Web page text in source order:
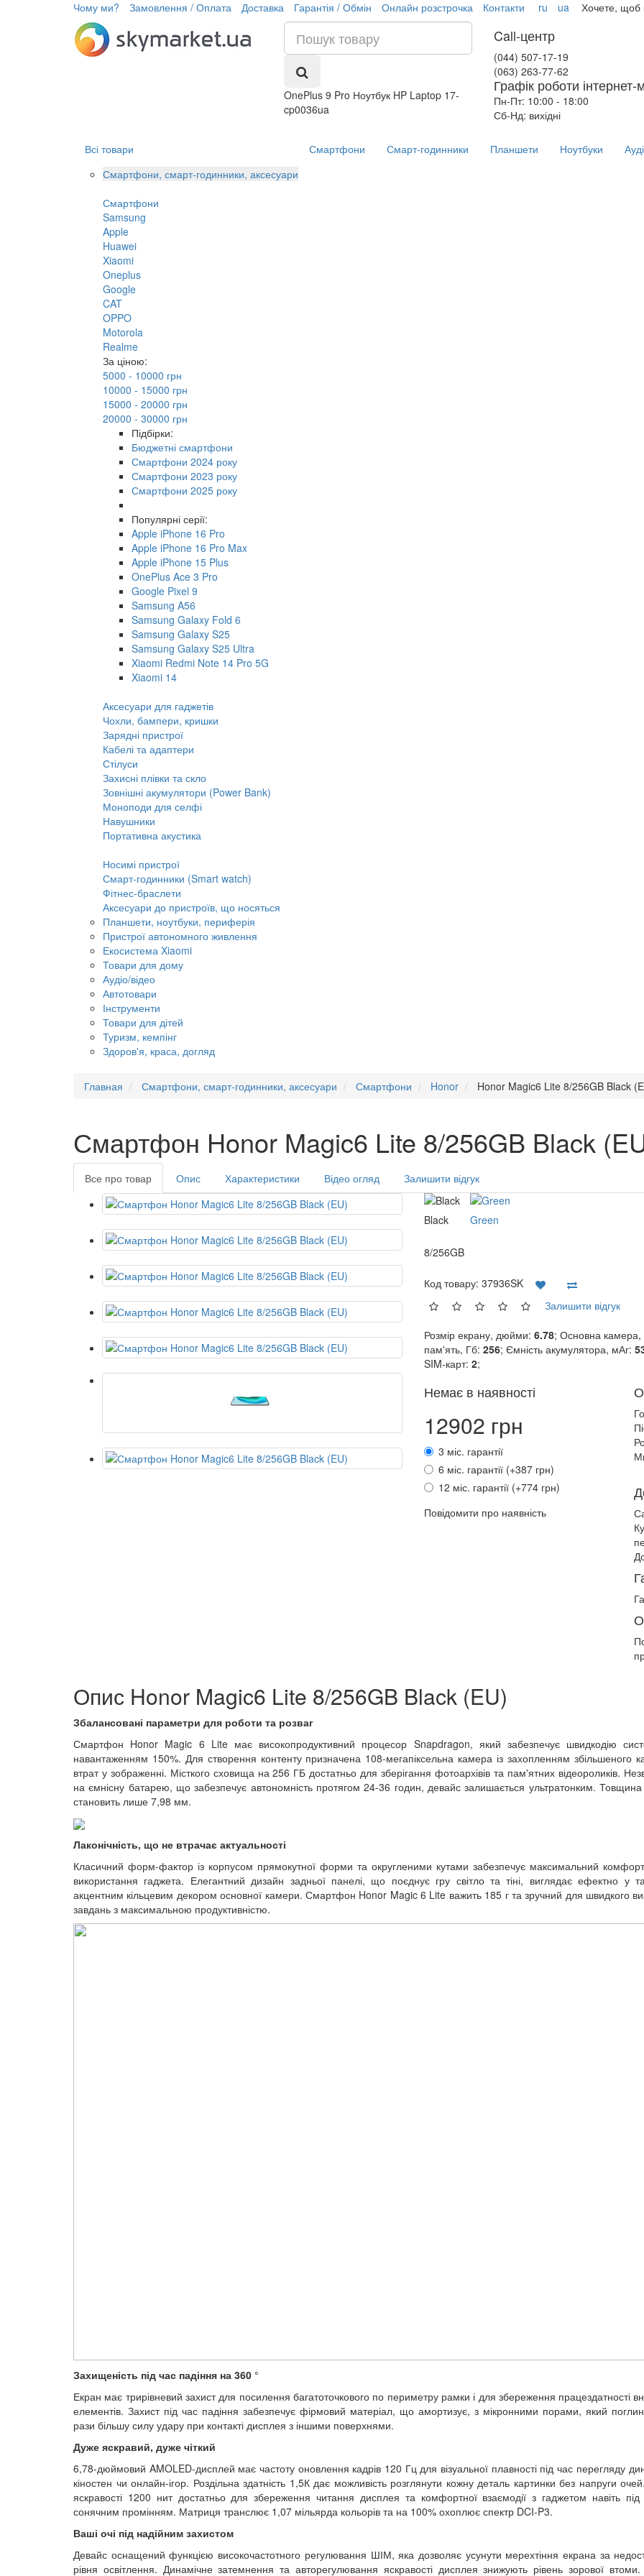
Чому ми? Замовлення / Оплата Доставка Гарантія / Обмін Онлайн розстрочка Контакти ru ua Хочете, щоб
OnePlus 9 Pro Ноутбук HP Laptop 17-
cp0036ua
Call-центр
(044) 507-17-19
(063) 263-77-62
Графік роботи інтернет-
Пн-Пт: 10:00 - 18:00
Сб-Нд: вихідні
Всі товари
Смартфони, смарт-годинники, аксесуари
Смартфони
Samsung
Apple
Huawei
Xiaomi
Oneplus
Google
CAT
OPPO
Motorola
Realme
За ціною:
5000 - 10000 грн
10000 - 15000 грн
15000 - 20000 грн
20000 - 30000 грн
Підбірки:
Бюджетні смартфони
Смартфони 2024 року
Смартфони 2023 року
Смартфони 2025 року
Популярні серії:
Apple iPhone 16 Pro
Apple iPhone 16 Pro Max
Apple iPhone 15 Plus
OnePlus Ace 3 Pro
Google Pixel 9
Samsung A56
Samsung Galaxy Fold 6
Samsung Galaxy S25
Samsung Galaxy S25 Ultra
Xiaomi Redmi Note 14 Pro 5G
Xiaomi 14
Аксесуари для гаджетів
Чохли, бампери, кришки
Зарядні пристрої
Кабелі та адаптери
Стілуси
Захисні плівки та скло
Зовнішні акумулятори (Power Bank)
Моноподи для селфі
Навушники
Портативна акустика
Носимі пристрої
Смарт-годинники (Smart watch)
Фітнес-браслети
Аксесуари до пристроїв, що носяться
Планшети, ноутбуки, периферія
Пристрої автономного живлення
Екосистема Xiaomi
Товари для дому
Аудіо/відео
Автотовари
Інструменти
Товари для дітей
Туризм, кемпінг
Здоров'я, краса, догляд
Смартфони Смарт-годинники Планшети Ноутбуки
Главная Смартфони, смарт-годинники, аксесуари Смартфони Honor Honor Magic6 Lite 8/256GB Black
Смартфон Honor Magic6 Lite 8/256GB Black
Все про товар Опис Характеристики Відео огляд Залишити відгук
Black Green
8/256GB
Код товару: 37936SK
Залишити відгук
Розмір екрану, дюйми: 6.78; Основна
пам'ять, Гб: 256; Ємність акумулятора, мАг:
SIM-карт: 2;
Немає в наявності
12902 грн
3 міс. гарантії
6 міс. гарантії (+387 грн)
12 міс. гарантії (+774 грн)
Повідомити про наявність
Опис Honor Magic6 Lite 8/256GB Black (EU)
Збалансовані параметри для роботи та розваг
Смартфон Honor Magic 6 Lite має високопродуктивний процесор Snapdragon, який забезпечує швидкодію
навантаженням 150%. Для створення контенту призначена 108-мегапіксельна камера із захопленням збільшеного
втрат у зображенні. Місткого сховища на 256 ГБ достатньо для зберігання фотоархівів та пам'ятних відеороликів.
на ємнісну батарею, що забезпечує автономність протягом 24-36 годин, девайс залишається ультратонким. Товщина
становить лише 7,98 мм.
Лаконічність, що не втрачає актуальності
Класичний форм-фактор із корпусом прямокутної форми та округленими кутами забезпечує максимальний
використання гаджета. Елегантний дизайн задньої панелі, що поєднує гру світло та тіні, виглядає ефектно у
акцентним кільцевим декором основної камери. Смартфон Honor Magic 6 Lite важить 185 г та зручний для швидкого
завдань з максимальною продуктивністю.
Захищеність під час падіння на 360 °
Екран має трирівневий захист для посилення багатоточкового по периметру рамки і для збереження працездатності
елементів. Захист під час падіння забезпечує фірмовий матеріал, що амортизує, з мікронними порами, який
рази більшу силу удару при контакті дисплея з іншими поверхнями.
Дуже яскравий, дуже чіткий
6,78-дюймовий AMOLED-дисплей має частоту оновлення кадрів 120 Гц для візуальної плавності під час перегляду
кіностен чи онлайн-ігор. Роздільна здатність 1,5К дає можливість розглянути кожну деталь картинки без напруги
яскравості 1200 нит достатньо для збереження читання дисплея та комфортної взаємодії з гаджетом навіть
сонячним промінням. Матриця транслює 1,07 мільярда кольорів та на 100% охоплює спектр DCI-P3.
Ваші очі під надійним захистом
Девайс оснащений функцією високочастотного регулювання ШІМ, яка дозволяє усунути мерехтіння екрана за
рівня освітлення. Динамічне затемнення та авторегулювання яскравості дисплея знижують рівень зорової втоми.